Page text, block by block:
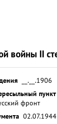
войны II
__.__.1906
пункт
фронт
02.07.1944